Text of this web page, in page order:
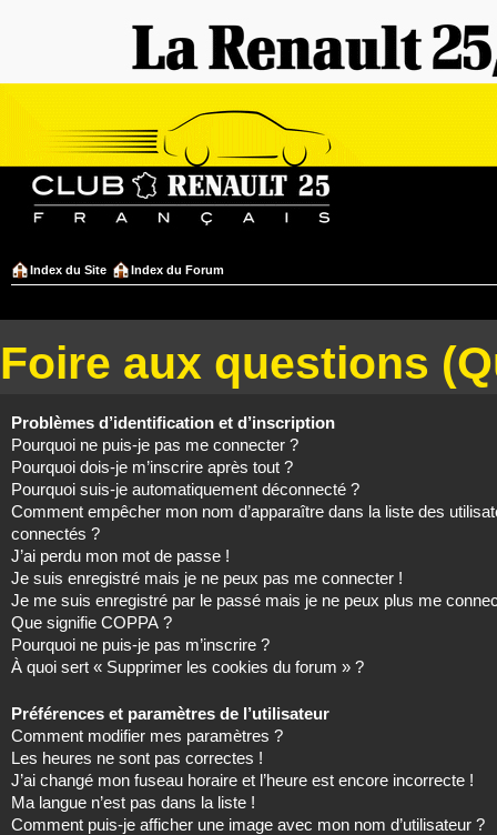
Index du Site Index du Forum
Foire aux questions
Problèmes d’identification et d’inscription
Pourquoi ne puis-je pas me connecter ?
Pourquoi dois-je m’inscrire après tout ?
Pourquoi suis-je automatiquement déconnecté ?
Comment empêcher mon nom d’apparaître dans la liste des
connectés ?
J’ai perdu mon mot de passe !
Je suis enregistré mais je ne peux pas me connecter !
Je me suis enregistré par le passé mais je ne peux plus me
Que signifie COPPA ?
Pourquoi ne puis-je pas m’inscrire ?
À quoi sert « Supprimer les cookies du forum » ?
Préférences et paramètres de l’utilisateur
Comment modifier mes paramètres ?
Les heures ne sont pas correctes !
J’ai changé mon fuseau horaire et l’heure est encore incorrecte !
Ma langue n’est pas dans la liste !
Comment puis-je afficher une image avec mon nom d’utilisateur ?